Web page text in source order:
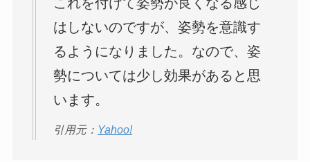
はしないのですが、姿勢を意識す
るようになりました。なので、姿
勢については少し効果があると思
います。
引用元： Yahoo!